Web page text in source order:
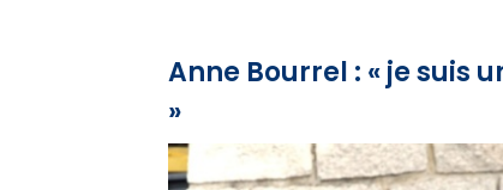
Anne Bourrel : « je suis
»